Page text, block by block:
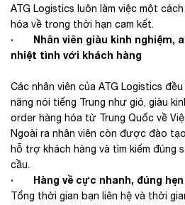
ATG Logistics luôn làm việc một
hóa về trong thời hạn cam kết.
· Nhân viên giàu kinh nghiệm,
nhiệt tình với khách hàng
Các nhân viên của ATG Logistics
năng nói tiếng Trung như gió, giàu
order hàng hóa từ Trung Quốc về
Ngoài ra nhân viên còn được đào
hỗ trợ khách hàng và tìm kiếm đúng
cầu.
· Hàng về cực nhanh, đúng hẹn
Tổng thời gian bạn liên hệ và thời